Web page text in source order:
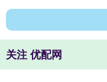
关注 优配网